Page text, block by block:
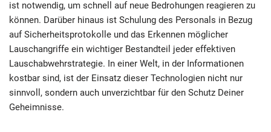
ist notwendig, um schnell auf neue Bedrohungen reagieren zu
können. Darüber hinaus ist Schulung des Personals in Bezug
auf Sicherheitsprotokolle und das Erkennen möglicher
Lauschangriffe ein wichtiger Bestandteil jeder effektiven
Lauschabwehrstrategie. In einer Welt, in der Informationen
kostbar sind, ist der Einsatz dieser Technologien nicht nur
sinnvoll, sondern auch unverzichtbar für den Schutz Deiner
Geheimnisse.